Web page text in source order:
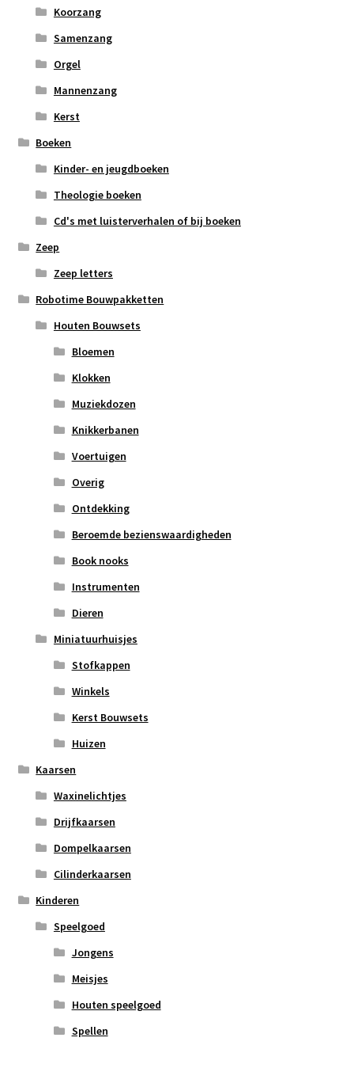
Koorzang
Samenzang
Orgel
Mannenzang
Kerst
Boeken
Kinder- en jeugdboeken
Theologie boeken
Cd's met luisterverhalen of bij boeken
Zeep
Zeep letters
Robotime Bouwpakketten
Houten Bouwsets
Bloemen
Klokken
Muziekdozen
Knikkerbanen
Voertuigen
Overig
Ontdekking
Beroemde bezienswaardigheden
Book nooks
Instrumenten
Dieren
Miniatuurhuisjes
Stofkappen
Winkels
Kerst Bouwsets
Huizen
Kaarsen
Waxinelichtjes
Drijfkaarsen
Dompelkaarsen
Cilinderkaarsen
Kinderen
Speelgoed
Jongens
Meisjes
Houten speelgoed
Spellen